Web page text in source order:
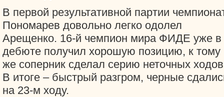
В первой результативной партии
Пономарев довольно легко одолел
Арещенко. 16-й чемпион мира ФИДЕ уже в
дебюте получил хорошую позицию, к тому
же соперник сделал серию неточных
В итоге – быстрый разгром, черные
на 23-м ходу.